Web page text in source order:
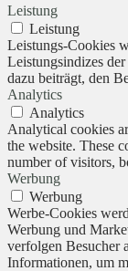
Leistung
Leistung
Leistungs-Cookies
Leistungsindizes
dazu beiträgt, den
Analytics
Analytics
Analytical cookies
the website. These
number of visitors,
Werbung
Werbung
Werbe-Cookies
Werbung und
verfolgen Besucher
Informationen, um